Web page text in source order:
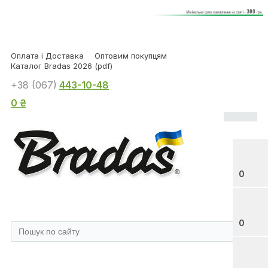
Оплата і Доставка
Оптовим покупцям
Каталог Bradas 2026 (pdf)
0
0
+38 (067) 443-10-48
0 ₴